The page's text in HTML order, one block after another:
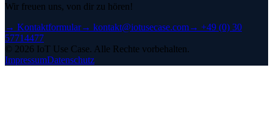
Wir freuen uns, von dir zu hören!
→ Kontaktformular→ kontakt@iotusecase.com→ +49 (0) 30
57714477
© 2026 IoT Use Case. Alle Rechte vorbehalten.
ImpressumDatenschutz